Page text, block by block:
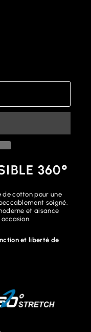
360°
de cotton pour une
soigné.
et aisance
et liberté de